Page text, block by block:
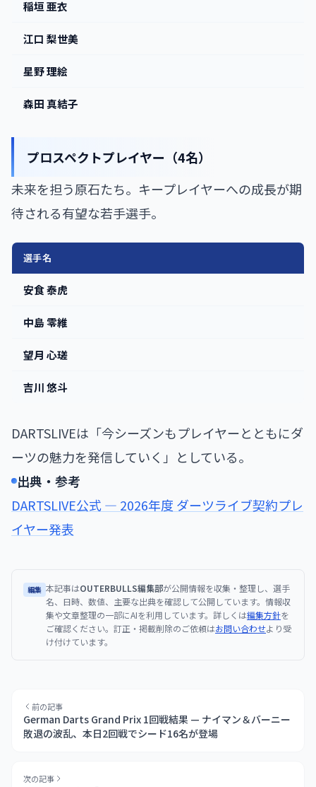
稲垣 亜衣
江口 梨世美
星野 理絵
森田 真結子
プロスペクトプレイヤー（4名）
未来を担う原石たち。キープレイヤーへの成長が期
待される有望な若手選手。
選手名
安食 泰虎
中島 零維
望月 心瑳
吉川 悠斗
DARTSLIVEは「今シーズンもプレイヤーとともにダ
ーツの魅力を発信していく」としている。
出典・参考
DARTSLIVE公式 — 2026年度 ダーツライブ契約プレ
イヤー発表
編集 本記事はOUTERBULLS編集部が公開情報を収集・整理し、選手
名、日時、数値、主要な出典を確認して公開しています。情報収
集や文章整理の一部にAIを利用しています。詳しくは編集方針を
ご確認ください。訂正・掲載削除のご依頼はお問い合わせより受
け付けています。
前の記事
German Darts Grand Prix 1回戦結果 — ナイマン＆バーニー
敗退の波乱、本日2回戦でシード16名が登場
次の記事